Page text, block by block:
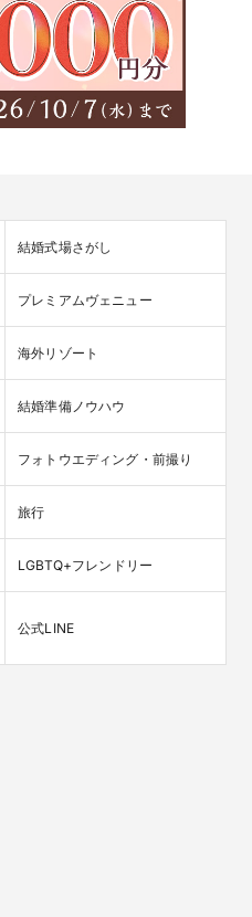
結婚式場さがし
プレミアムヴェニュー
海外リゾート
結婚準備ノウハウ
フォトウエディング・前撮り
旅行
LGBTQ+フレンドリー
公式LINE